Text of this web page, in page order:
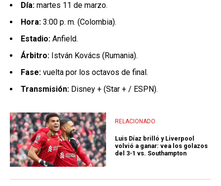
Día: martes 11 de marzo.
Hora: 3:00 p. m. (Colombia).
Estadio: Anfield.
Árbitro: István Kovács (Rumania).
Fase: vuelta por los octavos de final.
Transmisión: Disney + (Star + / ESPN).
RELACIONADO
Luis Díaz brilló y Liverpool
volvió a ganar: vea los golazos
del 3-1 vs. Southampton